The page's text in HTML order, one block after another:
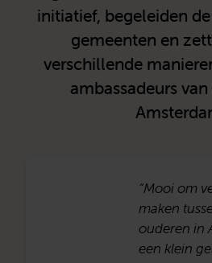
initiatief, begeleiden
gemeenten en
verschillende
ambassadeurs
“Mooi om
maken
ouderen in
een klein